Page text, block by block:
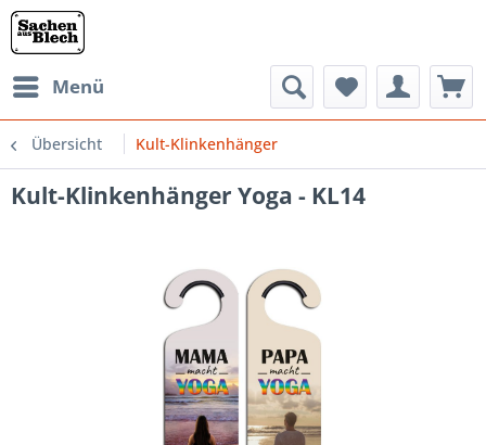
Menü
Übersicht Kult-Klinkenhänger
Kult-Klinkenhänger Yoga - KL14